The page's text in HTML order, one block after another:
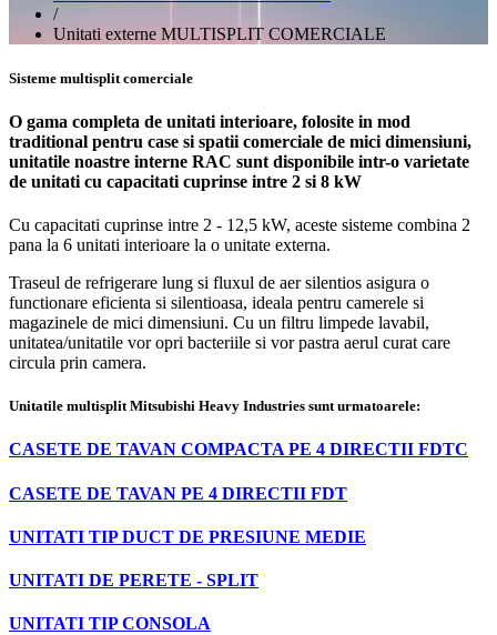
/
Unitati externe MULTISPLIT COMERCIALE
Sisteme multisplit comerciale
O gama completa de unitati interioare, folosite in mod
traditional pentru case si spatii comerciale de mici dimensiuni,
unitatile noastre interne RAC sunt disponibile intr-o varietate
de unitati cu capacitati cuprinse intre 2 si 8 kW
Cu capacitati cuprinse intre 2 - 12,5 kW, aceste sisteme combina 2
pana la 6 unitati interioare la o unitate externa.
Traseul de refrigerare lung si fluxul de aer silentios asigura o
functionare eficienta si silentioasa, ideala pentru camerele si
magazinele de mici dimensiuni. Cu un filtru limpede lavabil,
unitatea/unitatile vor opri bacteriile si vor pastra aerul curat care
circula prin camera.
Unitatile multisplit Mitsubishi Heavy Industries sunt urmatoarele:
CASETE DE TAVAN COMPACTA PE 4 DIRECTII FDTC
CASETE DE TAVAN PE 4 DIRECTII FDT
UNITATI TIP DUCT DE PRESIUNE MEDIE
UNITATI DE PERETE - SPLIT
UNITATI TIP CONSOLA